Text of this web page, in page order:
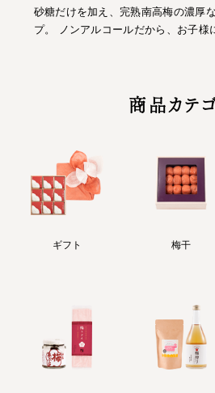
砂糖だけを加え、完熟南高梅の濃厚
プ。 ノンアルコールだから、お子様
商品カテ
ギフト 梅干